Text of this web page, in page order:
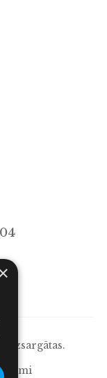
aizsargātas.